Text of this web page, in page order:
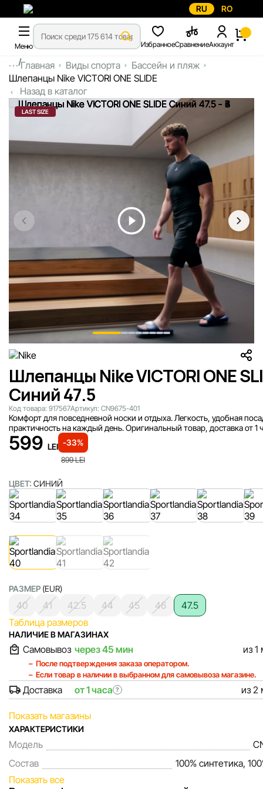
RU RO
Меню ИзбранноеСравнениеАккаунт
...Главная Виды спорта
Бассейн и пляж
Шлепанцы Nike VICTORI ONE SLIDE
Назад в каталог
LAST SIZE
Шлепанцы Nike VICTORI ONE
Синий 47.5
Код товара: 917567Артикул: CN9675-401
Комфорт для повседневной носки и отдыха. Легкость, удобная
практичность на каждый день. Оригинальный товар, доставка от 1
-33%
899LEI
599 LEI
ЦВЕТ: СИНИЙ
РАЗМЕР (EUR)
40 41 42.5 44 45 46
47.5
Таблица размеров
НАЛИЧИЕ В МАГАЗИНАХ
Самовывоз через 45 мин из 1
После подтверждения заказа оператором.
Если товар в наличии в выбранном для самовывоза магазине.
Доставка от 1 часа ? из 2
Показать магазины
ХАРАКТЕРИСТИКИ
Модель
Состав
100% синтетика,
Показать все